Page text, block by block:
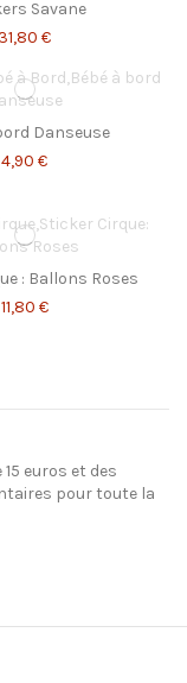
Savane
31,80 €
Danseuse
4,90 €
: Ballons Roses
11,80 €
euros et des
pour toute la